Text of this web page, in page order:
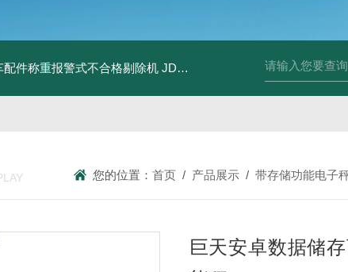
配件称重报警式不合格剔除机 JDT-GT-A8E儿童玩具包装合规检测秤漏装配件报警滚筒称
您的位置：首页 / 产品展示 /带存储功能电子
巨天安卓数据储